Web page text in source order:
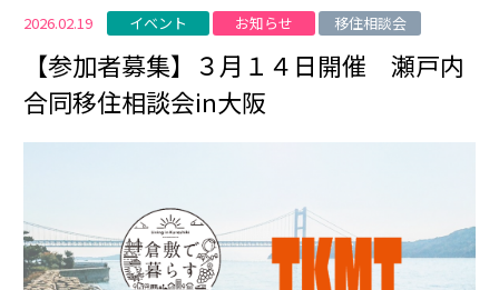
2026.02.19 イベント お知らせ 移住相談会
【参加者募集】３月１４日開催 瀬戸内
合同移住相談会in大阪